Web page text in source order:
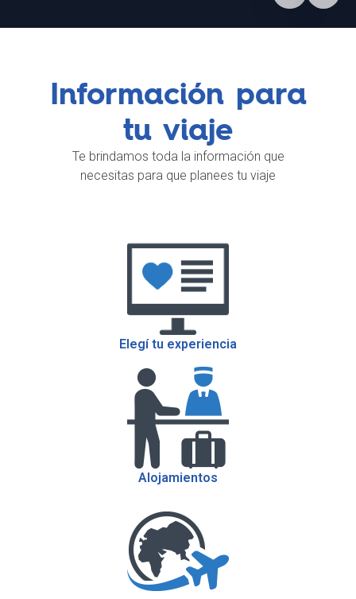
Información para
tu viaje
Te brindamos toda la información que
necesitas para que planees tu viaje
Elegí tu experiencia
Alojamientos